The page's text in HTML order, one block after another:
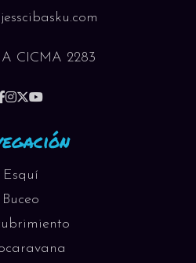
CICMA 2283
Esquí
Buceo